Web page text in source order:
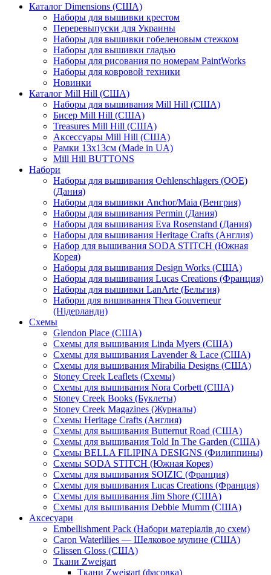
Каталог Dimensions (США)
Наборы для вышивки крестом
Переревыпуски для Украины
Наборы для вышивки гобеленовым стежком
Наборы для вышивки гладью
Наборы для рисования по номерам PaintWorks
Наборы для ковровой техники
Новинки
Каталог Mill Hill (США)
Наборы для вышивания Mill Hill (США)
Бисер Mill Hill (США)
Treasures Mill Hill (США)
Аксессуары Mill Hill (США)
Рамки 13х13см (Made in UA)
Mill Hill BUTTONS
Набори
Наборы для вышивания Oehlenschlagers (OOE)
(Дания)
Наборы для вышивки Anchor/Maia (Венгрия)
Наборы для вышивания Permin (Дания)
Наборы для вышивания Eva Rosenstand (Дания)
Наборы для вышивания Heritage Crafts (Англия)
Набор для вышивания SODA STITCH (Южная
Корея)
Наборы для вышивания Design Works (США)
Наборы для вышивания Lucas Creations (Франция)
Наборы для вышивки LanArte (Бельгия)
Набори для вишивання Thea Gouverneur
(Нідерланди)
Схемы
Glendon Place (США)
Схемы для вышивания Linda Myers (США)
Схемы для вышивания Lavender & Lace (США)
Схемы для вышивания Mirabilia Designs (США)
Stoney Creek Leaflets (Схемы)
Схемы для вышивания Nora Corbett (США)
Stoney Creek Books (Буклеты)
Stoney Creek Magazines (Журналы)
Схемы Heritage Crafts (Англия)
Схемы для вышивания Butternut Road (США)
Схемы для вышивания Told In The Garden (США)
Схемы BELLA FILIPINA DESIGNS (Филиппины)
Схемы SODA STITCH (Южная Корея)
Схемы для вышивания SOIZIC (Франция)
Схемы для вышивания Lucas Creations (Франция)
Схемы для вышивания Jim Shore (США)
Схемы для вышивания Debbie Mumm (США)
Аксесуари
Embellishment Pack (Набори матеріалів до схем)
Caron Waterlilies — Шелковое мулине (США)
Glissen Gloss (США)
Ткани Zweigart
Ткани Zweigart (фасовка)